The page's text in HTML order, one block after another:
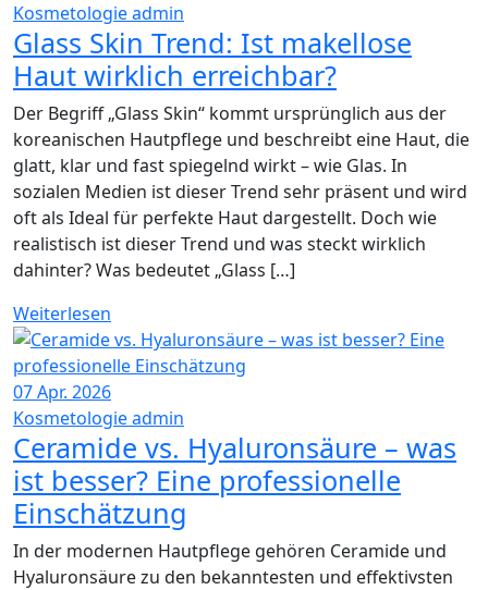
Kosmetologieadmin
Glass Skin Trend: Ist makellose
Haut wirklich erreichbar?
Der Begriff „Glass Skin“ kommt ursprünglich aus der
koreanischen Hautpflege und beschreibt eine Haut, die
glatt, klar und fast spiegelnd wirkt – wie Glas. In
sozialen Medien ist dieser Trend sehr präsent und wird
oft als Ideal für perfekte Haut dargestellt. Doch wie
realistisch ist dieser Trend und was steckt wirklich
dahinter? Was bedeutet „Glass […]
Weiterlesen
07Apr. 2026
Kosmetologieadmin
Ceramide vs. Hyaluronsäure – was
ist besser? Eine professionelle
Einschätzung
In der modernen Hautpflege gehören Ceramide und
Hyaluronsäure zu den bekanntesten und effektivsten